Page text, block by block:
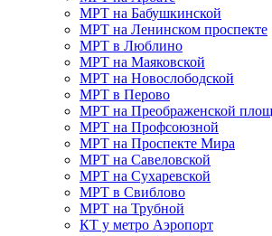
МРТ на Бабушкинской
МРТ на Ленинском проспекте
МРТ в Люблино
МРТ на Маяковской
МРТ на Новослободской
МРТ в Перово
МРТ на Преображенской
МРТ на Профсоюзной
МРТ на Проспекте Мира
МРТ на Савеловской
МРТ на Сухаревской
МРТ в Свиблово
МРТ на Трубной
КТ у метро Аэропорт